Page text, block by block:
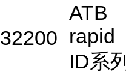
32200
ATB
rapid
ID系列